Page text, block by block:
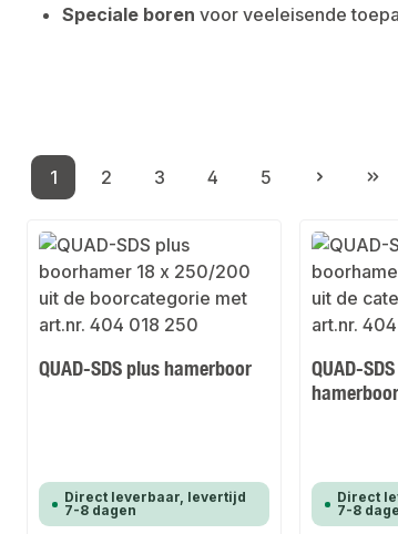
Speciale boren voor veeleisende
Pagina
1
Pagina
2
Pagina
3
Pagina
4
Pagina
5
QUAD-SDS plus hamerboor
Direct leverbaar, levertijd
7-8 dagen
QUAD-
Direct
7-8